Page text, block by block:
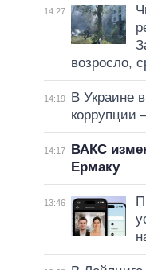
14:27
возросло,
14:19
В Украине
коррупции
14:17
ВАКС
Ермаку
13:46